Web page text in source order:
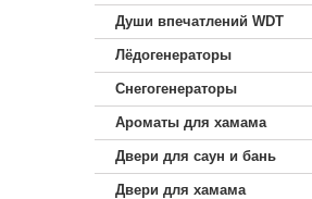
Души впечатлений WDT
Лёдогенераторы
Снегогенераторы
Ароматы для хамама
Двери для саун и бань
Двери для хамама